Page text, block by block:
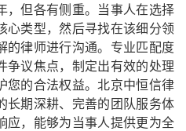
，但各有侧重。当事人在选择
心类型，然后寻找在该细分领
的律师进行沟通。专业匹配度
争议焦点，制定出有效的处理
您的合法权益。北京中恒信律
长期深耕、完善的团队服务体
应，能够为当事人提供更为全